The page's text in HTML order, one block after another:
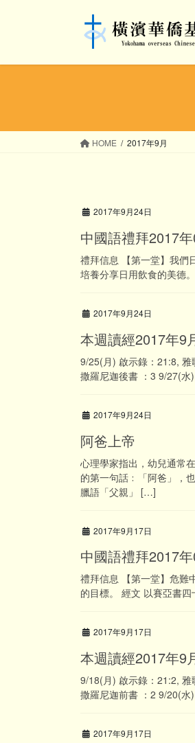
HOME 2017年9月
2017年9月24日
中國語禮拜2017
禮拜信息 【第一堂】我們
培養分享日用飲食的美德
2017年9月24日
本週讀經2017年9
9/25(月) 啟示錄：21:8,
撒羅尼迦後書 ：3 9/27(
2017年9月24日
阿爸上帝
心理學家指出，幼兒通常
的第一句話﹕「阿爸」，
臘語「父親」 […]
2017年9月17日
中國語禮拜2017
禮拜信息 【第一堂】危難
的目標。 經文 以賽亞書
2017年9月17日
本週讀經2017年9
9/18(月) 啟示錄：21:2,
撒羅尼迦前書 ：2 9/20(
2017年9月17日